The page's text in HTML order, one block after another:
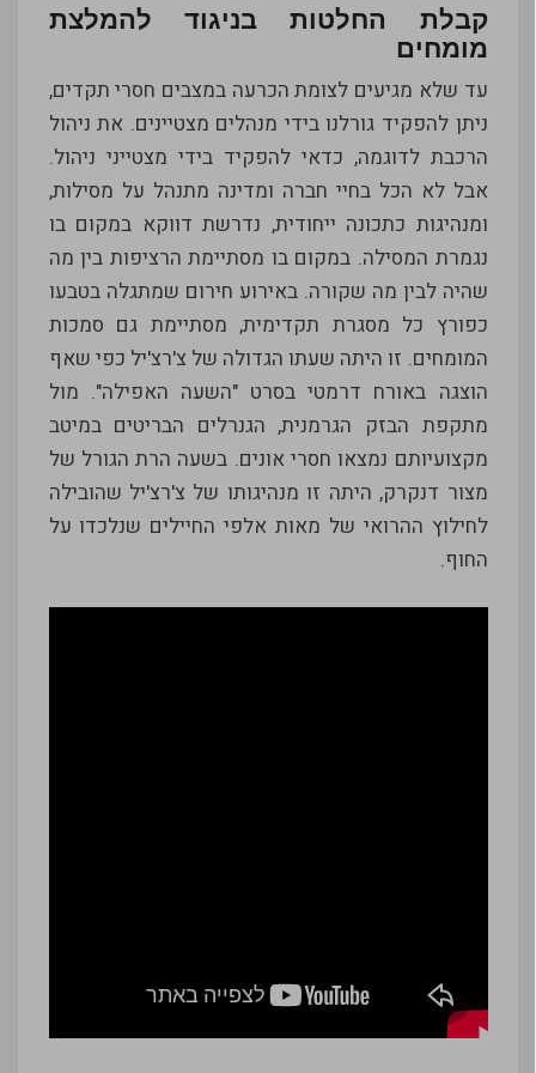
קבלת החלטות בניגוד להמלצת
מומחים
עד שלא מגיעים לצומת הכרעה במצבים חסרי תקדים,
ניתן להפקיד גורלנו בידי מנהלים מצטיינים. את ניהול
הרכבת לדוגמה, כדאי להפקיד בידי מצטייני ניהול.
אבל לא הכל בחיי חברה ומדינה מתנהל על מסילות,
ומנהיגות כתכונה ייחודית, נדרשת דווקא במקום בו
נגמרת המסילה. במקום בו מסתיימת הרציפות בין מה
שהיה לבין מה שקורה. באירוע חירום שמתגלה בטבעו
כפורץ כל מסגרת תקדימית, מסתיימת גם סמכות
המומחים. זו היתה שעתו הגדולה של צ'רצ'יל כפי שאף
הוצגה באורח דרמטי בסרט "השעה האפילה". מול
מתקפת הבזק הגרמנית, הגנרלים הבריטים במיטב
מקצועיותם נמצאו חסרי אונים. בשעה הרת הגורל של
מצור דנקרק, היתה זו מנהיגותו של צ'רצ'יל שהובילה
לחילוץ ההרואי של מאות אלפי החיילים שנלכדו על
החוף.